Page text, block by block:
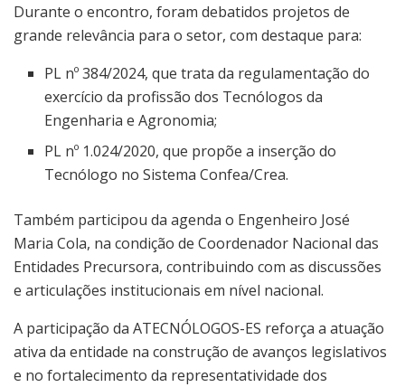
Durante o encontro, foram debatidos projetos de
grande relevância para o setor, com destaque para:
PL nº 384/2024, que trata da regulamentação do
exercício da profissão dos Tecnólogos da
Engenharia e Agronomia;
PL nº 1.024/2020, que propõe a inserção do
Tecnólogo no Sistema Confea/Crea.
Também participou da agenda o Engenheiro José
Maria Cola, na condição de Coordenador Nacional das
Entidades Precursora, contribuindo com as discussões
e articulações institucionais em nível nacional.
A participação da ATECNÓLOGOS-ES reforça a atuação
ativa da entidade na construção de avanços legislativos
e no fortalecimento da representatividade dos